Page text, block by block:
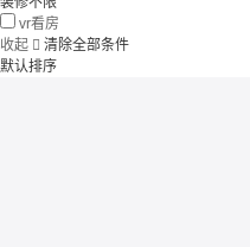
vr看房
收起  清除全部条件
默认排序